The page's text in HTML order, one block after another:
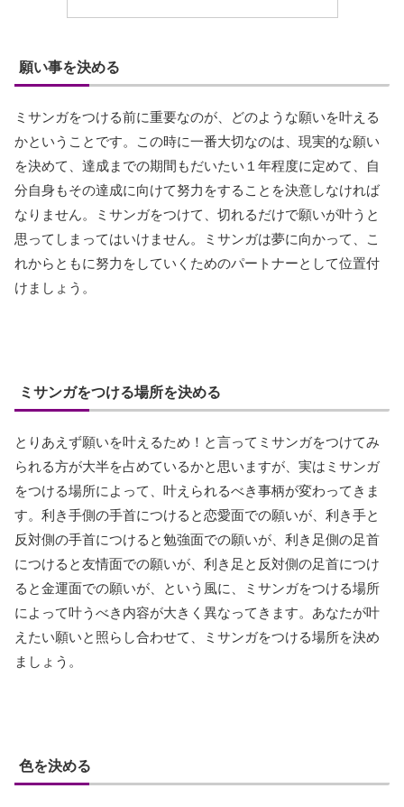
願い事を決める
ミサンガをつける前に重要なのが、どのような願いを叶える
かということです。この時に一番大切なのは、現実的な願い
を決めて、達成までの期間もだいたい１年程度に定めて、自
分自身もその達成に向けて努力をすることを決意しなければ
なりません。ミサンガをつけて、切れるだけで願いが叶うと
思ってしまってはいけません。ミサンガは夢に向かって、こ
れからともに努力をしていくためのパートナーとして位置付
けましょう。
ミサンガをつける場所を決める
とりあえず願いを叶えるため！と言ってミサンガをつけてみ
られる方が大半を占めているかと思いますが、実はミサンガ
をつける場所によって、叶えられるべき事柄が変わってきま
す。利き手側の手首につけると恋愛面での願いが、利き手と
反対側の手首につけると勉強面での願いが、利き足側の足首
につけると友情面での願いが、利き足と反対側の足首につけ
ると金運面での願いが、という風に、ミサンガをつける場所
によって叶うべき内容が大きく異なってきます。あなたが叶
えたい願いと照らし合わせて、ミサンガをつける場所を決め
ましょう。
色を決める